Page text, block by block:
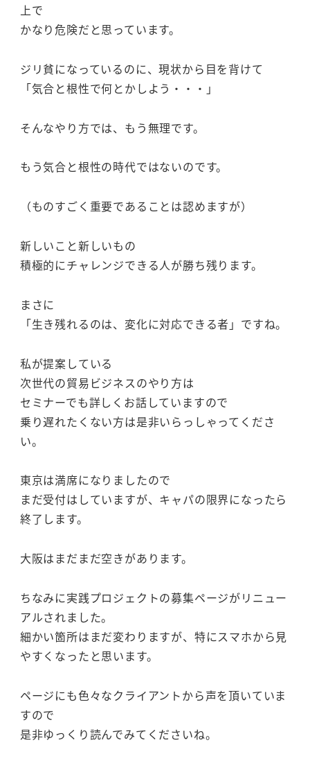
上で
かなり危険だと思っています。
ジリ貧になっているのに、現状から目を背けて
「気合と根性で何とかしよう・・・」
そんなやり方では、もう無理です。
もう気合と根性の時代ではないのです。
（ものすごく重要であることは認めますが）
新しいこと新しいもの
積極的にチャレンジできる人が勝ち残ります。
まさに
「生き残れるのは、変化に対応できる者」ですね。
私が提案している
次世代の貿易ビジネスのやり方は
セミナーでも詳しくお話していますので
乗り遅れたくない方は是非いらっしゃってくださ
い。
東京は満席になりましたので
まだ受付はしていますが、キャパの限界になったら
終了します。
大阪はまだまだ空きがあります。
ちなみに実践プロジェクトの募集ページがリニュー
アルされました。
細かい箇所はまだ変わりますが、特にスマホから見
やすくなったと思います。
ページにも色々なクライアントから声を頂いていま
すので
是非ゆっくり読んでみてくださいね。